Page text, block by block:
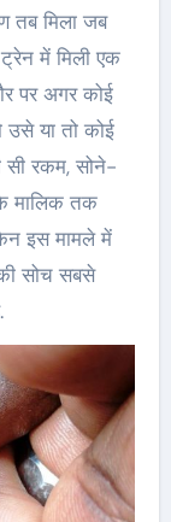
तब मिला जब
ट्रेन में मिली एक
पर अगर कोई
उसे या तो कोई
सी रकम, सोने-
मालिक तक
इस मामले में
सोच सबसे